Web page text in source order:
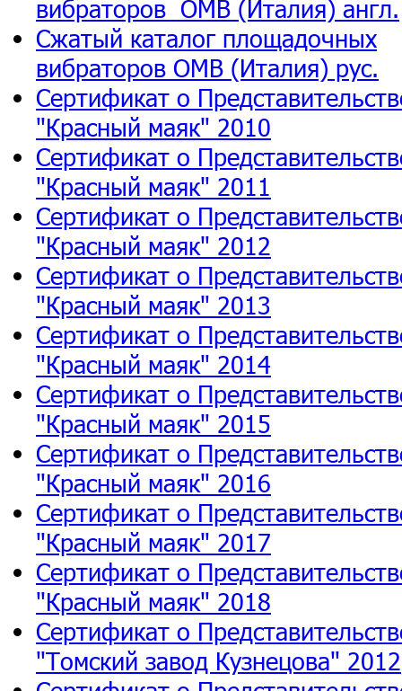
вибраторов ОМВ (Италия) англ.
Сжатый каталог площадочных
вибраторов ОМВ (Италия) рус.
Сертификат о
"Красный маяк" 2010
Сертификат о
"Красный маяк" 2011
Сертификат о
"Красный маяк" 2012
Сертификат о
"Красный маяк" 2013
Сертификат о
"Красный маяк" 2014
Сертификат о
"Красный маяк" 2015
Сертификат о
"Красный маяк" 2016
Сертификат о
"Красный маяк" 2017
Сертификат о
"Красный маяк" 2018
Сертификат о
"Томский завод Кузнецова" 2012